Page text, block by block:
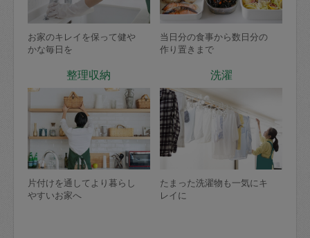
お家のキレイを保って健や
かな毎日を
当日分の食事から数日分の
作り置きまで
整理収納
片付けを通してより暮らし
やすいお家へ
洗濯
たまった洗濯物も一気にキ
レイに